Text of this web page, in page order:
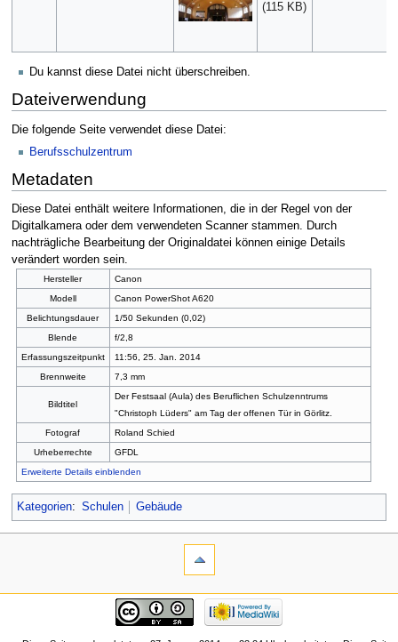
(115 KB)
Du kannst diese Datei nicht überschreiben.
Dateiverwendung
Die folgende Seite verwendet diese Datei:
Berufsschulzentrum
Metadaten
Diese Datei enthält weitere Informationen, die in der Regel von der
Digitalkamera oder dem verwendeten Scanner stammen. Durch
nachträgliche Bearbeitung der Originaldatei können einige Details
verändert worden sein.
Hersteller
Canon
Modell
Canon PowerShot A620
Belichtungsdauer
1/50 Sekunden (0,02)
Blende
f/2,8
Erfassungszeitpunkt
11:56, 25. Jan. 2014
Brennweite
7,3 mm
Bildtitel
Der Festsaal (Aula) des Beruflichen Schulzenntrums
"Christoph Lüders" am Tag der offenen Tür in Görlitz.
Fotograf
Roland Schied
Urheberrechte
GFDL
Erweiterte Details einblenden
Kategorien: Schulen Gebäude